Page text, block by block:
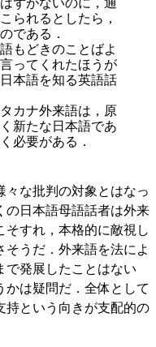
ずがないのに，通
られるとしたら，
である．
もどきのことばよ
ってくれたほうが
本語を知る英語話
カナ外来語は，原
新たな日本語であ
必要がある．
な批判の対象とはなっ
の日本語母語話者は外来
そすれ，本格的に敵視し
うだ．外来語を法によ
で発展したことはない
かは疑問だ．全体として
持という向きが支配的の